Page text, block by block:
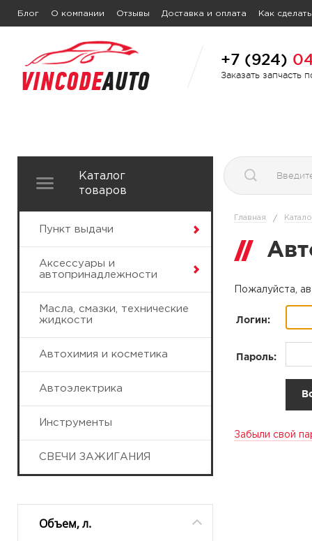
Блог О компании Отзывы Доставка и оплата Как
+7 (924)
Заказать запчасть
Каталог
товаров
Пункт выдачи
Аксессуары и
автопринадлежности
Масла, смазки, технические
жидкости
Автохимия и косметика
Автоэлектрика
Инструменты
СВЕЧИ ЗАЖИГАНИЯ
Объем, л.
Главная /
Пожалуйста,
Логин:
Пароль:
Забыли свой